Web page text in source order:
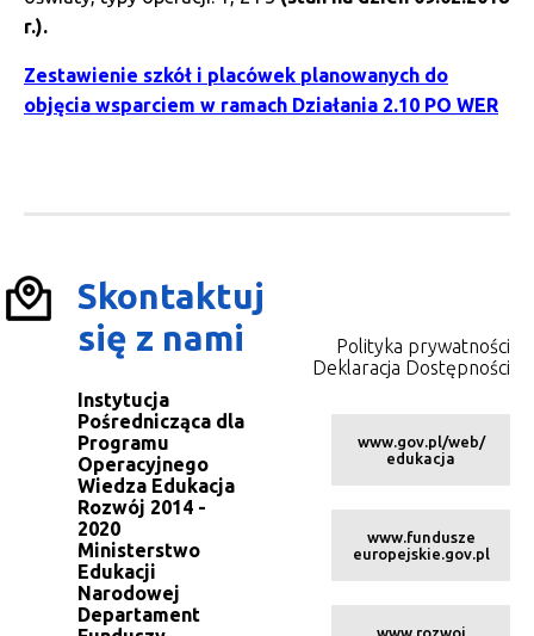
r.).
Zestawienie szkół i placówek planowanych do
objęcia wsparciem w ramach Działania 2.10 PO WER
Skontaktuj
się z nami
Instytucja
Pośrednicząca dla
Programu
Operacyjnego
Wiedza Edukacja
Rozwój 2014 -
2020
Ministerstwo
Edukacji
Narodowej
Departament
Polityka prywatności
Deklaracja Dostępności
www.gov.pl/web/
edukacja
www.fundusze
europejskie.gov.pl
www.rozwoj